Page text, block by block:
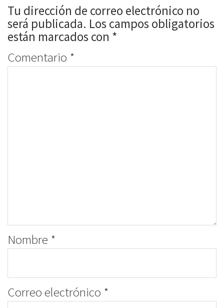
Tu dirección de correo electrónico no
será publicada. Los campos obligatorios
están marcados con *
Comentario *
Nombre *
Correo electrónico *